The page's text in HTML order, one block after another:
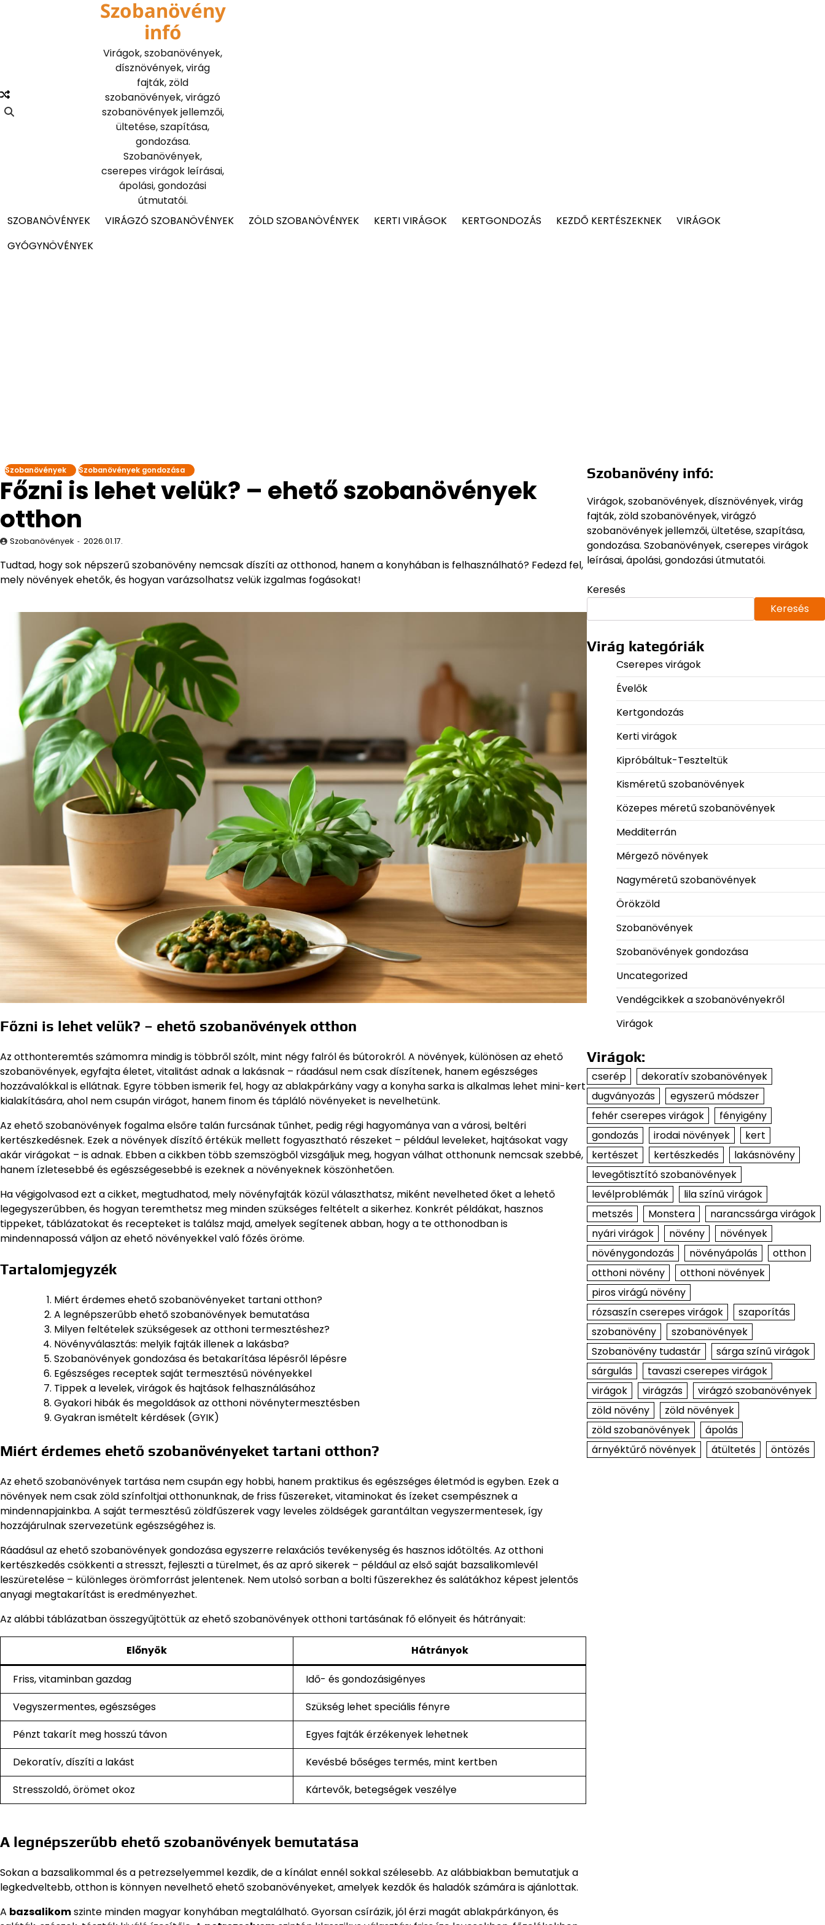
Szobanövény
infó
Virágok, szobanövények,
dísznövények, virág
fajták, zöld
szobanövények, virágzó
szobanövények jellemzői,
ültetése, szapítása,
gondozása.
Szobanövények,
cserepes virágok leírásai,
ápolási, gondozási
útmutatói.
SZOBANÖVÉNYEK
VIRÁGZÓ SZOBANÖVÉNYEK ZÖLD SZOBANÖVÉNYEK KERTI VIRÁGOK KERTGONDOZÁS KEZDŐ KERTÉSZEKNEK
VIRÁGOK
GYÓGYNÖVÉNYEK
Szobanövények Szobanövények gondozása
Főzni is lehet velük? – ehető szobanövények
otthon
Szobanövények 2026.01.17.
Tudtad, hogy sok népszerű szobanövény nemcsak díszíti az otthonod, hanem a konyhában is felhasználható? Fedezd fel,
mely növények ehetők, és hogyan varázsolhatsz velük izgalmas fogásokat!
Főzni is lehet velük? – ehető szobanövények otthon
Az otthonteremtés számomra mindig is többről szólt, mint négy falról és bútorokról. A növények, különösen az ehető
szobanövények, egyfajta életet, vitalitást adnak a lakásnak – ráadásul nem csak díszítenek, hanem egészséges
hozzávalókkal is ellátnak. Egyre többen ismerik fel, hogy az ablakpárkány vagy a konyha sarka is alkalmas lehet mini-kert
kialakítására, ahol nem csupán virágot, hanem finom és tápláló növényeket is nevelhetünk.
Az ehető szobanövények fogalma elsőre talán furcsának tűnhet, pedig régi hagyománya van a városi, beltéri
kertészkedésnek. Ezek a növények díszítő értékük mellett fogyasztható részeket – például leveleket, hajtásokat vagy
akár virágokat – is adnak. Ebben a cikkben több szemszögből vizsgáljuk meg, hogyan válhat otthonunk nemcsak szebbé,
hanem ízletesebbé és egészségesebbé is ezeknek a növényeknek köszönhetően.
Ha végigolvasod ezt a cikket, megtudhatod, mely növényfajták közül választhatsz, miként nevelheted őket a lehető
legegyszerűbben, és hogyan teremthetsz meg minden szükséges feltételt a sikerhez. Konkrét példákat, hasznos
tippeket, táblázatokat és recepteket is találsz majd, amelyek segítenek abban, hogy a te otthonodban is
mindennapossá váljon az ehető növényekkel való főzés öröme.
Tartalomjegyzék
Miért érdemes ehető szobanövényeket tartani otthon?
A legnépszerűbb ehető szobanövények bemutatása
Milyen feltételek szükségesek az otthoni termesztéshez?
Növényválasztás: melyik fajták illenek a lakásba?
Szobanövények gondozása és betakarítása lépésről lépésre
Egészséges receptek saját termesztésű növényekkel
Tippek a levelek, virágok és hajtások felhasználásához
Gyakori hibák és megoldások az otthoni növénytermesztésben
Gyakran ismételt kérdések (GYIK)
Miért érdemes ehető szobanövényeket tartani otthon?
Az ehető szobanövények tartása nem csupán egy hobbi, hanem praktikus és egészséges életmód is egyben. Ezek a
növények nem csak zöld színfoltjai otthonunknak, de friss fűszereket, vitaminokat és ízeket csempésznek a
mindennapjainkba. A saját termesztésű zöldfűszerek vagy leveles zöldségek garantáltan vegyszermentesek, így
hozzájárulnak szervezetünk egészségéhez is.
Ráadásul az ehető szobanövények gondozása egyszerre relaxációs tevékenység és hasznos időtöltés. Az otthoni
kertészkedés csökkenti a stresszt, fejleszti a türelmet, és az apró sikerek – például az első saját bazsalikomlevél
leszüretelése – különleges örömforrást jelentenek. Nem utolsó sorban a bolti fűszerekhez és salátákhoz képest jelentős
anyagi megtakarítást is eredményezhet.
Az alábbi táblázatban összegyűjtöttük az ehető szobanövények otthoni tartásának fő előnyeit és hátrányait:
Előnyök Hátrányok
Friss, vitaminban gazdag
Idő- és gondozásigényes
Vegyszermentes, egészséges
Szükség lehet speciális fényre
Pénzt takarít meg hosszú távon
Egyes fajták érzékenyek lehetnek
Dekoratív, díszíti a lakást
Kevésbé bőséges termés, mint kertben
Stresszoldó, örömet okoz
Kártevők, betegségek veszélye
A legnépszerűbb ehető szobanövények bemutatása
Sokan a bazsalikommal és a petrezselyemmel kezdik, de a kínálat ennél sokkal szélesebb. Az alábbiakban bemutatjuk a
legkedveltebb, otthon is könnyen nevelhető ehető szobanövényeket, amelyek kezdők és haladók számára is ajánlottak.
A bazsalikomszinte minden magyar konyhában megtalálható. Gyorsan csírázik, jól érzi magát ablakpárkányon, és
Szobanövény infó:
Virágok, szobanövények, dísznövények, virág
fajták, zöld szobanövények, virágzó
szobanövények jellemzői, ültetése, szapítása,
gondozása. Szobanövények, cserepes virágok
leírásai, ápolási, gondozási útmutatói.
Keresés
Keresés
Virág kategóriák
Cserepes virágok
Évelők
Kertgondozás
Kerti virágok
Kipróbáltuk-Teszteltük
Kisméretű szobanövények
Közepes méretű szobanövények
Medditerrán
Mérgező növények
Nagyméretű szobanövények
Örökzöld
Szobanövények
Szobanövények gondozása
Uncategorized
Vendégcikkek a szobanövényekről
Virágok
Virágok:
cserép
dekoratív szobanövények
dugványozás
egyszerű módszer
fehér cserepes virágok
fényigény
gondozás
irodai növények
kert
kertészet
kertészkedés
lakásnövény
levegőtisztító szobanövények
levélproblémák
lila színű virágok
metszés
Monstera
narancssárga virágok
nyári virágok
növény
növények
növénygondozás
növényápolás
otthon
otthoni növény
otthoni növények
piros virágú növény
rózsaszín cserepes virágok
szaporítás
szobanövény
szobanövények
Szobanövény tudastár
sárga színű virágok
sárgulás
tavaszi cserepes virágok
virágok
virágzás
virágzó szobanövények
zöld növény
zöld növények
zöld szobanövények
ápolás
árnyéktűrő növények
átültetés öntözés